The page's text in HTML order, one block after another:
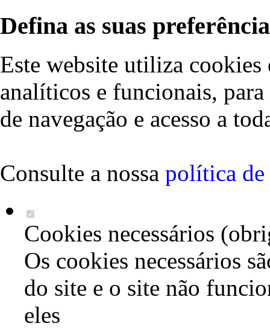
Defina as suas
Este website utiliza cookies
analíticos e funcionais,
de navegação e acesso a
Consulte a nossa política de
Cookies necessários
Os cookies necessários
do site e o site não
eles